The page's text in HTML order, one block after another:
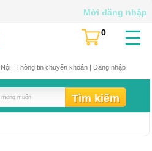
| Thông tin chuyển khoản| Đăng nhập
☰
(
0
Mời đăng nhập